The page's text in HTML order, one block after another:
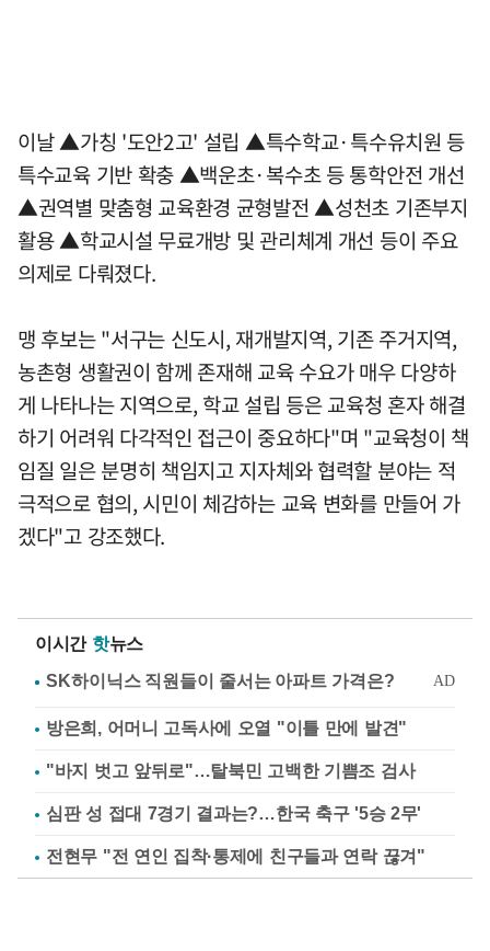
이날 ▲가칭 '도안2고' 설립 ▲특수학교·특수유치원 등
특수교육 기반 확충 ▲백운초·복수초 등 통학안전 개선
▲권역별 맞춤형 교육환경 균형발전 ▲성천초 기존부지
활용 ▲학교시설 무료개방 및 관리체계 개선 등이 주요
의제로 다뤄졌다.
맹 후보는 "서구는 신도시, 재개발지역, 기존 주거지역,
농촌형 생활권이 함께 존재해 교육 수요가 매우 다양하
게 나타나는 지역으로, 학교 설립 등은 교육청 혼자 해결
하기 어려워 다각적인 접근이 중요하다"며 "교육청이 책
임질 일은 분명히 책임지고 지자체와 협력할 분야는 적
극적으로 협의, 시민이 체감하는 교육 변화를 만들어 가
겠다"고 강조했다.
이시간 핫뉴스
방은희, 어머니 고독사에 오열 "이틀 만에 발견"
"바지 벗고 앞뒤로"…탈북민 고백한 기쁨조 검사
심판 성 접대 7경기 결과는?…한국 축구 '5승 2무'
전현무 "전 연인 집착·통제에 친구들과 연락 끊겨"